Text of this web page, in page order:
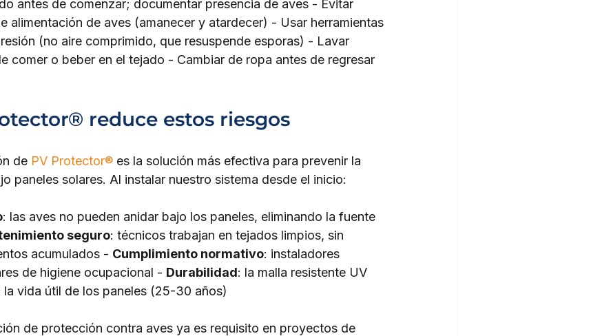
antes de comenzar; documentar presencia de aves - Evitar
alimentación de aves (amanecer y atardecer) - Usar herramientas
(no aire comprimido, que resuspende esporas) - Lavar
comer o beber en el tejado - Cambiar de ropa antes de regresar
reduce estos riesgos
de PV Protector® es la solución más efectiva para prevenir la
paneles solares. Al instalar nuestro sistema desde el inicio:
: las aves no pueden anidar bajo los paneles, eliminando la fuente
seguro: técnicos trabajan en tejados limpios, sin
acumulados - Cumplimiento normativo: instaladores
de higiene ocupacional - Durabilidad: la malla resistente UV
vida útil de los paneles (25-30 años)
de protección contra aves ya es requisito en proyectos de